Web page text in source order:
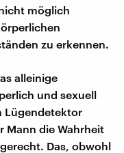
möglich
zu erkennen.
alleinige
und sexuell
Lügendetektor
Mann die Wahrheit
Das, obwohl